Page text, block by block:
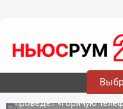
Нижегородцам
государственной
гражданского
Главное управление
проведет «горячую